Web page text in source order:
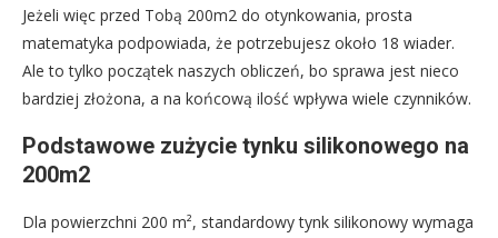
Jeżeli więc przed Tobą 200m2 do otynkowania, prosta
matematyka podpowiada, że potrzebujesz około 18 wiader.
Ale to tylko początek naszych obliczeń, bo sprawa jest nieco
bardziej złożona, a na końcową ilość wpływa wiele czynników.
Podstawowe zużycie tynku silikonowego na
200m2
Dla powierzchni 200 m², standardowy tynk silikonowy wymaga